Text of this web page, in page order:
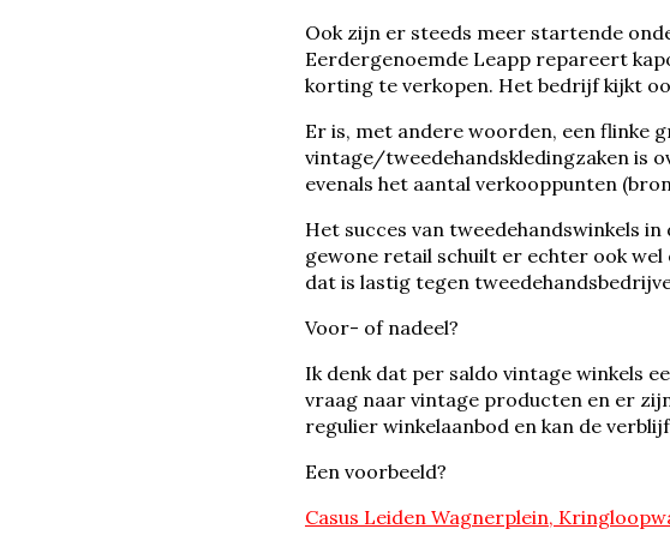
Ook zijn er steeds meer startende
Eerdergenoemde Leapp repareert
korting te verkopen. Het bedrijf kijkt
Er is, met andere woorden, een flinke
vintage/tweedehandskledingzaken is
evenals het aantal verkooppunten
Het succes van tweedehandswinkels
gewone retail schuilt er echter ook
dat is lastig tegen
Voor- of nadeel?
Ik denk dat per saldo vintage winkels
vraag naar vintage producten en er
regulier winkelaanbod en kan de
Een voorbeeld?
Casus Leiden Wagnerplein,